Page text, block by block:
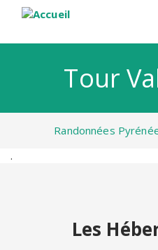
Tour
Randonnées
.
Les